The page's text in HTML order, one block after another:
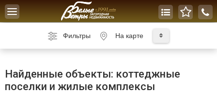
Toggle
navigation
Фильтры На карте
Найденные объекты: коттеджные
поселки и жилые комплексы